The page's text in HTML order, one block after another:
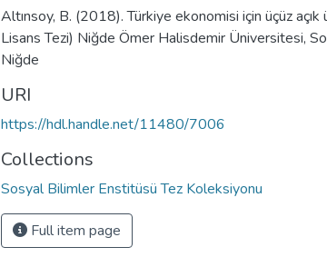
Altınsoy, B. (2018). Türkiye ekonomisi için üçüz açık
Lisans Tezi) Niğde Ömer Halisdemir Üniversitesi,
Niğde
URI
https://hdl.handle.net/11480/7006
Collections
Sosyal Bilimler Enstitüsü Tez Koleksiyonu
Full item page